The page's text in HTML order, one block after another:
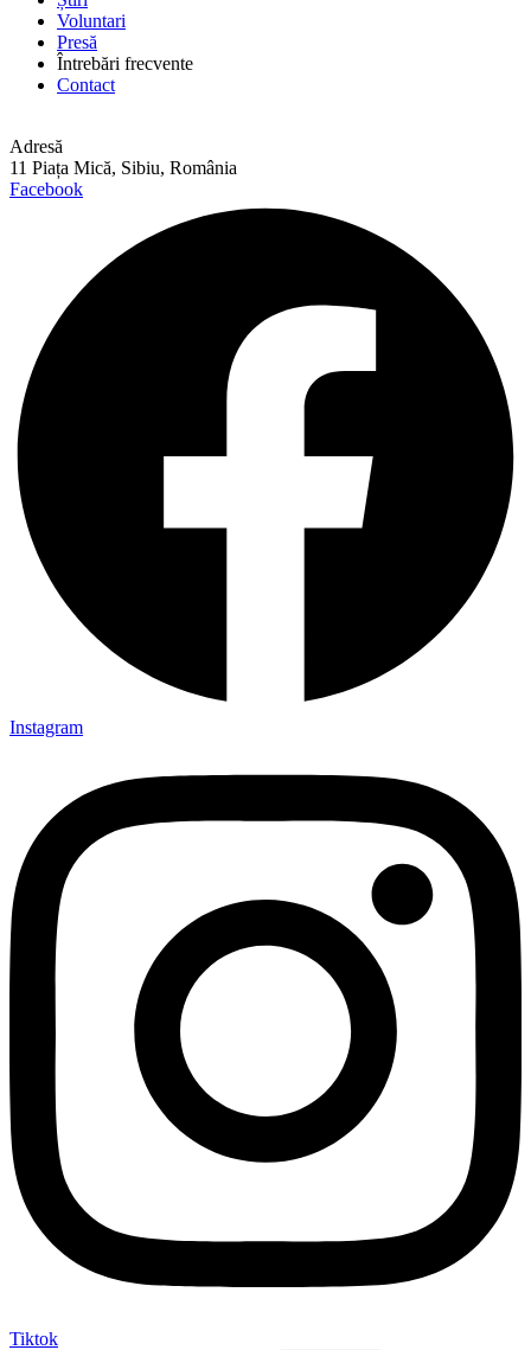
Voluntari
Presă
Întrebări frecvente
Contact
Adresă
11 Piața Mică, Sibiu, România
Facebook
Instagram
Tiktok